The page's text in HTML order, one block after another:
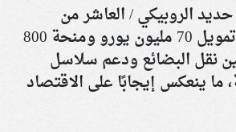
الروبيكي / العاشر من
رمضان / بلبيس: تمويل 70 مليون يورو ومنحة 800
نقل البضائع ودعم سلاسل
ما ينعكس إيجابًا على الاقتصاد